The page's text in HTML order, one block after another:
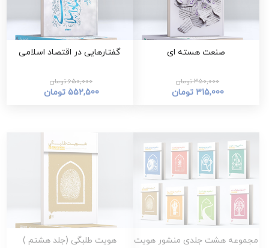
صنعت هسته ای
350,000 تومان
315,000 تومان
گفتارهایی در اقتصاد اسلامی
650,000 تومان
552,500 تومان
مجموعه هشت جلدی منشور هویت هویت طلبگی (جلد هشتم )